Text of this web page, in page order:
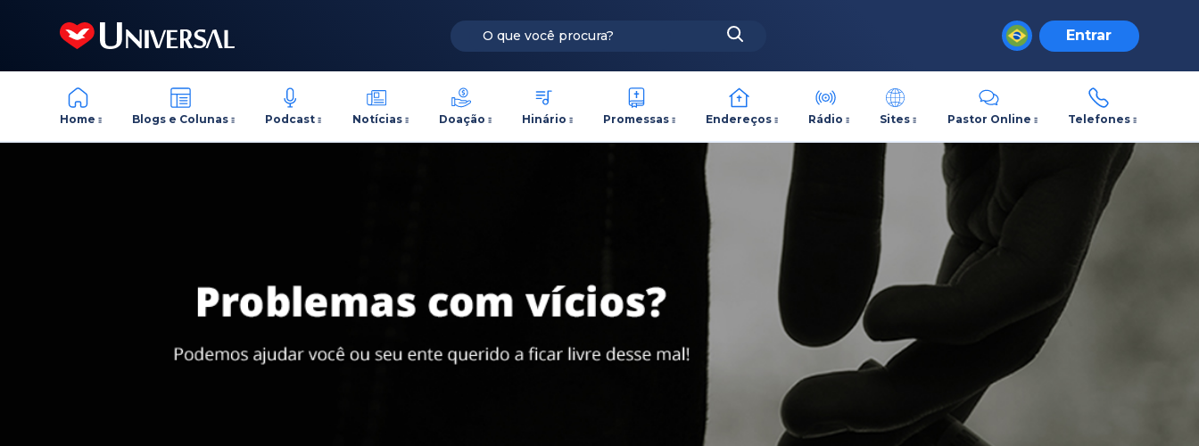
Entrar
Home Blogs e Colunas Podcast Notícias Doação Hinário Promessas Endereços Rádio Sites Pastor Online Telefones